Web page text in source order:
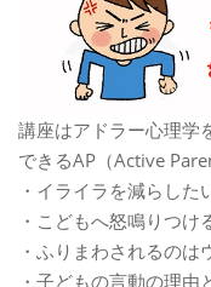
講座はアドラー心理学
できるAP（Active
・イライラを減らした
・こどもへ怒鳴りつけ
・ふりまわされるのは
・子どもの言動の理由